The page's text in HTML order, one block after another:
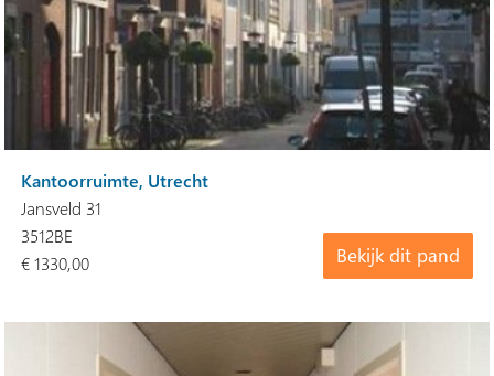
Kantoorruimte, Utrecht
Jansveld 31
Bekijk dit pand
3512BE
€ 1330,00